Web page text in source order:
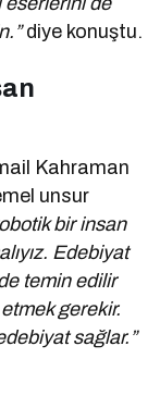
diye konuştu.
Kahraman
unsur
bir insan
Edebiyat
temin edilir
gerekir.
sağlar.”